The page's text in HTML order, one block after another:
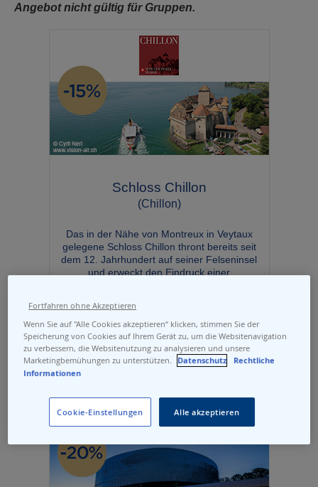
Angebot nicht gültig für Gruppen.
Schloss Chillon
(Chillon)
Das in der Nähe von Montreux in Veytaux
gelegene Schloss Chillon thront bereits seit
dem 12. Jahrhundert auf seiner Felseninsel
und erweckt den Eindruck einer
Baudenkmal der Schweiz Ausstellungen
und kulturelle Veranstaltungen statt.
Wenn Sie auf "Alle Cookies akzeptieren“ klicken, stimmen Sie der
Speicherung von Cookies auf Ihrem Gerät zu, um die Websitenavigation
zu verbessern, die Websitenutzung zu analysieren und unsere
Marketingbemühungen zu unterstützen.
Datenschutz
Rechtliche
Informationen
Cookie-Einstellungen Alle akzeptieren
Fortfahren ohne Akzeptieren